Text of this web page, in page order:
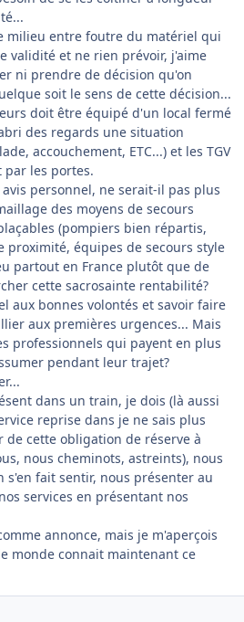
milieu entre foutre du matériel qui
validité et ne rien prévoir, j'aime
ni prendre de décision qu'on
soit le sens de cette décision...
doit être équipé d'un local fermé
des regards une situation
accouchement, ETC...) et les TGV
par les portes.
personnel, ne serait-il pas plus
des moyens de secours
(pompiers bien répartis,
proximité, équipes de secours style
partout en France plutôt que de
cette sacrosainte rentabilité?
aux bonnes volontés et savoir faire
aux premières urgences... Mais
professionnels qui payent en plus
pendant leur trajet?
dans un train, je dois (là aussi
reprise dans je ne sais plus
cette obligation de réserve à
nous cheminots, astreints), nous
s'en fait sentir, nous présenter au
services en présentant nos
annonce, mais je m'aperçois
monde connait maintenant ce